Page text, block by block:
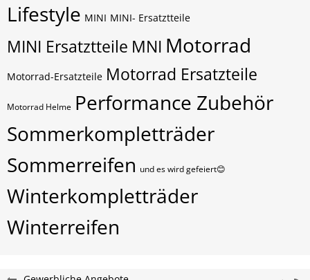
Lifestyle MINI MINI- Ersatztteile
MINI Ersatztteile MNI Motorrad
Motorrad-Ersatzteile Motorrad Ersatzteile
Motorrad Helme Performance Zubehör
Sommerkompletträder
Sommerreifen und es wird gefeiert😊
Winterkompletträder
Winterreifen